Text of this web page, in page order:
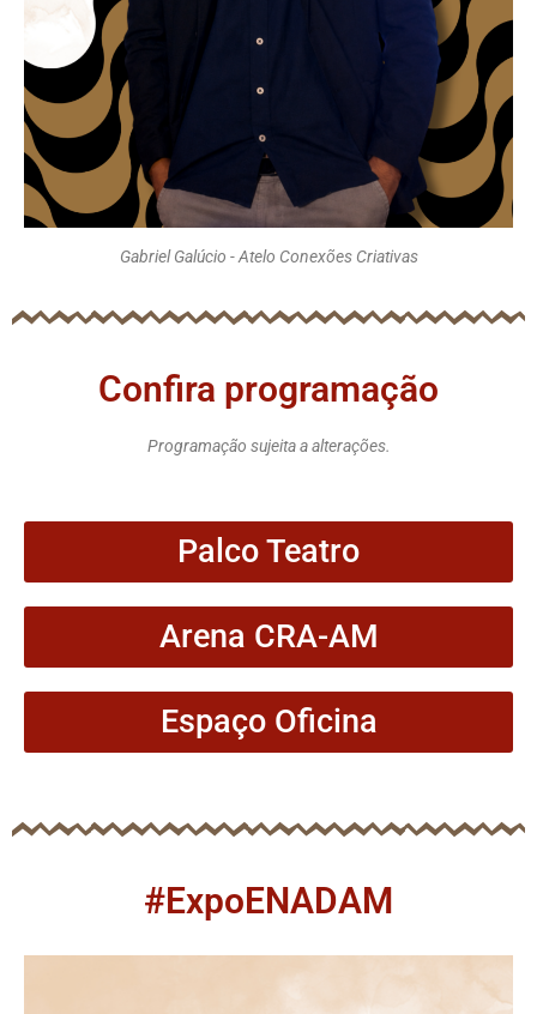
Gabriel Galúcio - Atelo Conexões Criativas
Confira programação
Programação sujeita a alterações.
Palco Teatro
Arena CRA-AM
Espaço Oficina
#ExpoENADAM